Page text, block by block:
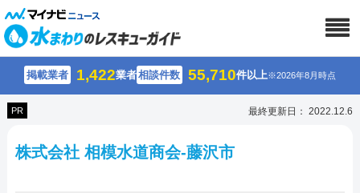
掲載業者 1,422業者相談件数 55,710件以上※2026年8月時点
PR 最終更新日： 2022.12.6
株式会社 相模水道商会-藤沢市